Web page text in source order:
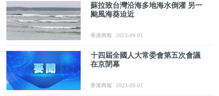
蘇拉致台灣沿海多地海水倒灌 另一
颱風海葵迫近
香港商報 2023-09-01
十四屆全國人大常委會第五次會議
在京閉幕
香港商報 2023-09-01